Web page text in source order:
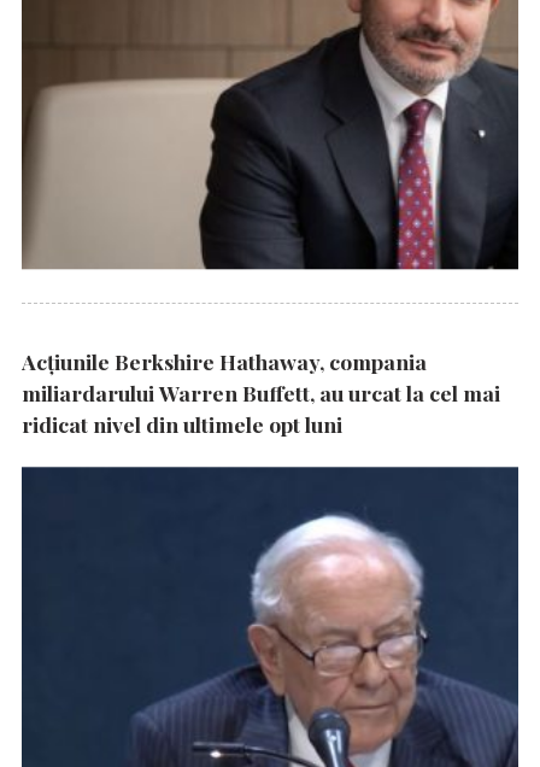
Acțiunile Berkshire Hathaway, compania
miliardarului Warren Buffett, au urcat la cel mai
ridicat nivel din ultimele opt luni